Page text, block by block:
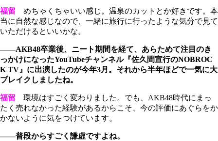
福留 めちゃくちゃいい感じ。温泉のカットとか好きです。本
当に自然な感じなので、一緒に旅行に行ったような気分で見て
いただけるといいかな。
――AKB48卒業後、ニート期間を経て、あらためて注目のき
っかけになったYouTubeチャンネル『佐久間宣行のNOBROC
K TV』に出演したのが今年3月。それから半年ほどで一気に大
ブレイクしましたね。
福留 環境はすごく変わりました。でも、AKB48時代にまっ
たく売れなかった経験があるからこそ、今の評価にあぐらをか
かないように気をつけています。
――普段からすごく謙虚ですよね。